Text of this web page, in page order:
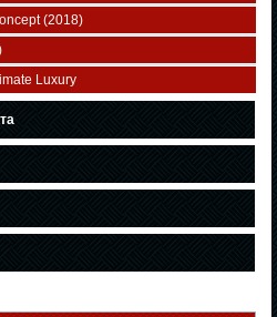
(2018)
Luxury